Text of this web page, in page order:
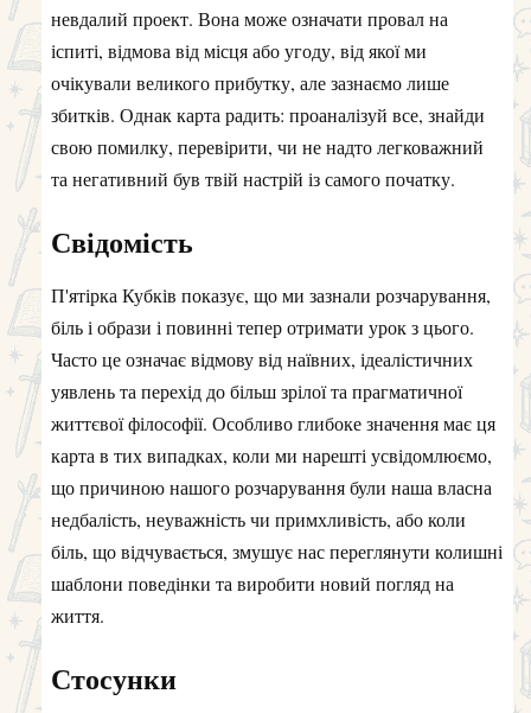
невдалий проект. Вона може означати провал на
іспиті, відмова від місця або угоду, від якої ми
очікували великого прибутку, але зазнаємо лише
збитків. Однак карта радить: проаналізуй все, знайди
свою помилку, перевірити, чи не надто легковажний
та негативний був твій настрій із самого початку.
Свідомість
П'ятірка Кубків показує, що ми зазнали розчарування,
біль і образи і повинні тепер отримати урок з цього.
Часто це означає відмову від наївних, ідеалістичних
уявлень та перехід до більш зрілої та прагматичної
життєвої філософії. Особливо глибоке значення має ця
карта в тих випадках, коли ми нарешті усвідомлюємо,
що причиною нашого розчарування були наша власна
недбалість, неуважність чи примхливість, або коли
біль, що відчувається, змушує нас переглянути колишні
шаблони поведінки та виробити новий погляд на
життя.
Стосунки